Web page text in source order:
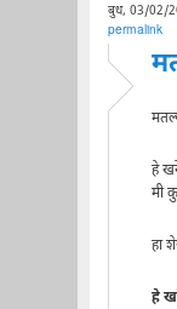
बुध, 03/02/
permalink
हे
मी
हा
हे